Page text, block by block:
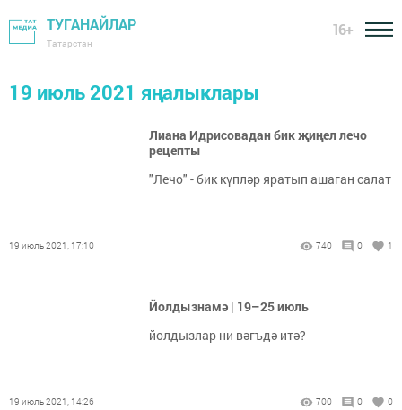
ТУГАНАЙЛАР
Татарстан
16+
19 июль 2021 яңалыклары
Лиана Идрисовадан бик җиңел лечо
рецепты
"Лечо" - бик күпләр яратып ашаган салат
19 июль 2021, 17:10 740 0 1
Йолдызнамә | 19–25 июль
йолдызлар ни вәгъдә итә?
19 июль 2021, 14:26 700 0 0